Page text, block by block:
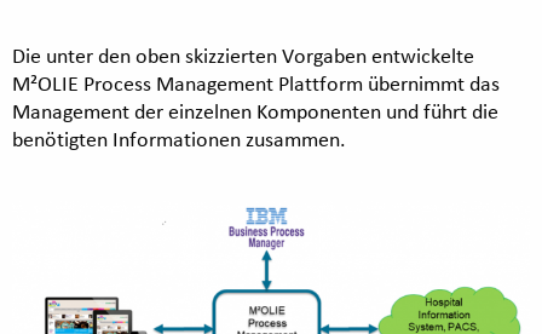
Die unter den oben skizzierten Vorgaben entwickelte
M²OLIE Process Management Plattform übernimmt das
Management der einzelnen Komponenten und führt die
benötigten Informationen zusammen.